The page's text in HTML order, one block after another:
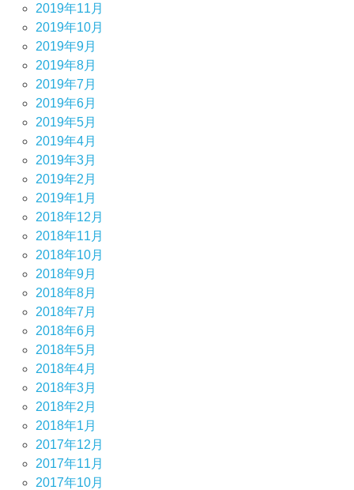
2019年11月
2019年10月
2019年9月
2019年8月
2019年7月
2019年6月
2019年5月
2019年4月
2019年3月
2019年2月
2019年1月
2018年12月
2018年11月
2018年10月
2018年9月
2018年8月
2018年7月
2018年6月
2018年5月
2018年4月
2018年3月
2018年2月
2018年1月
2017年12月
2017年11月
2017年10月